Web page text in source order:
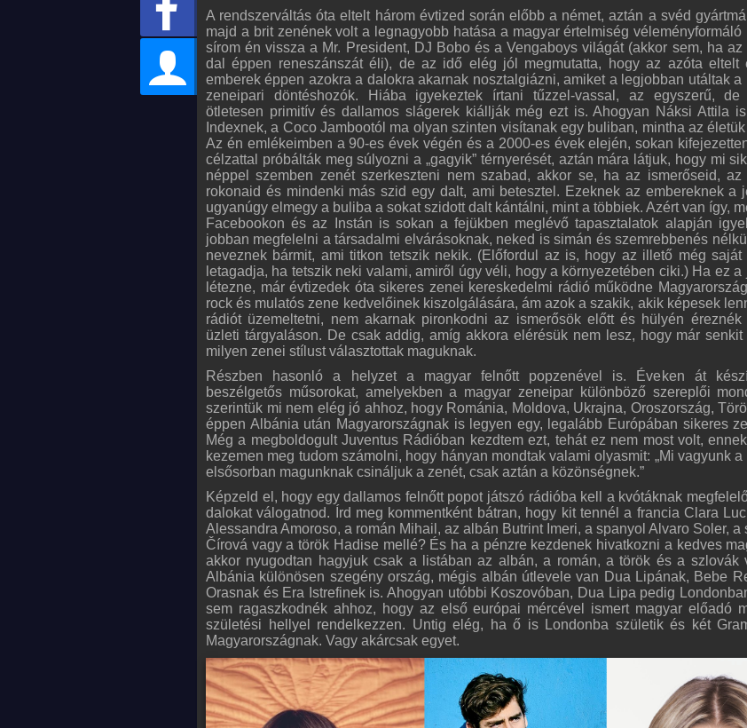
A rendszerváltás óta eltelt három évtized során előbb a német, aztán a svéd
majd a brit zenének volt a legnagyobb hatása a magyar értelmiség véleményformáló
sírom én vissza a Mr. President, DJ Bobo és a Vengaboys világát (akkor sem, ha
dal éppen reneszánszát éli), de az idő elég jól megmutatta, hogy az azóta eltelt
emberek éppen azokra a dalokra akarnak nosztalgiázni, amiket a legjobban utáltak a
zeneipari döntéshozók. Hiába igyekeztek írtani tűzzel-vassal, az egyszerű, de
ötletesen primitív és dallamos slágerek kiállják még ezt is. Ahogyan Náksi Attila
Indexnek, a Coco Jambootól ma olyan szinten visítanak egy buliban, mintha az
Az én emlékeimben a 90-es évek végén és a 2000-es évek elején, sokan
célzattal próbálták meg súlyozni a „gagyik” térnyerését, aztán mára látjuk, hogy mi
néppel szemben zenét szerkeszteni nem szabad, akkor se, ha az ismerőseid, az
rokonaid és mindenki más szid egy dalt, ami betesztel. Ezeknek az embereknek a
ugyanúgy elmegy a buliba a sokat szidott dalt kántálni, mint a többiek. Azért van így,
Facebookon és az Instán is sokan a fejükben meglévő tapasztalatok alapján
jobban megfelelni a társadalmi elvárásoknak, neked is simán és szemrebbenés
neveznek bármit, ami titkon tetszik nekik. (Előfordul az is, hogy az illető még
letagadja, ha tetszik neki valami, amiről úgy véli, hogy a környezetében ciki.) Ha ez
létezne, már évtizedek óta sikeres zenei kereskedelmi rádió működne
rock és mulatós zene kedvelőinek kiszolgálására, ám azok a szakik, akik képesek
rádiót üzemeltetni, nem akarnak pironkodni az ismerősök előtt és hülyén éreznék
üzleti tárgyaláson. De csak addig, amíg akkora elérésük nem lesz, hogy már senkit
milyen zenei stílust választottak maguknak.
Részben hasonló a helyzet a magyar felnőtt popzenével is. Éveken át
beszélgetős műsorokat, amelyekben a magyar zeneipar különböző szereplői
szerintük mi nem elég jó ahhoz, hogy Románia, Moldova, Ukrajna, Oroszország,
éppen Albánia után Magyarországnak is legyen egy, legalább Európában sikeres
Még a megboldogult Juventus Rádióban kezdtem ezt, tehát ez nem most volt,
kezemen meg tudom számolni, hogy hányan mondtak valami olyasmit: „Mi vagyunk
elsősorban magunknak csináljuk a zenét, csak aztán a közönségnek.”
Képzeld el, hogy egy dallamos felnőtt popot játszó rádióba kell a kvótáknak
dalokat válogatnod. Írd meg kommentként bátran, hogy kit tennél a francia Clara
Alessandra Amoroso, a román Mihail, az albán Butrint Imeri, a spanyol Alvaro Soler, a
Čírová vagy a török Hadise mellé? És ha a pénzre kezdenek hivatkozni a kedves
akkor nyugodtan hagyjuk csak a listában az albán, a román, a török és a szlovák
Albánia különösen szegény ország, mégis albán útlevele van Dua Lipának, Bebe
Orasnak és Era Istrefinek is. Ahogyan utóbbi Koszovóban, Dua Lipa pedig
sem ragaszkodnék ahhoz, hogy az első európai mércével ismert magyar előadó
születési hellyel rendelkezzen. Untig elég, ha ő is Londonba születik és két
Magyarországnak. Vagy akárcsak egyet.